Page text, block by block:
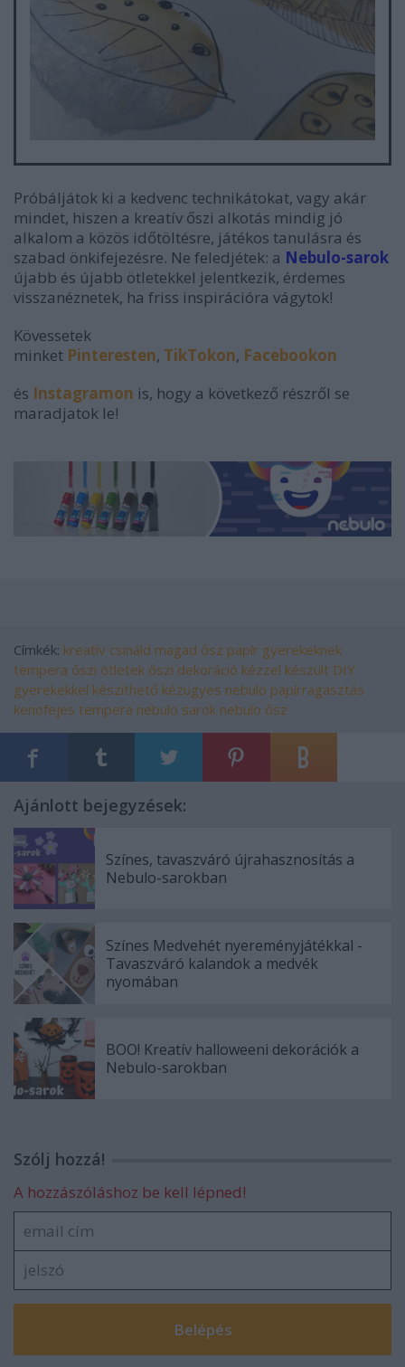
Próbáljátok ki a kedvenc technikátokat, vagy akár
mindet, hiszen a kreatív őszi alkotás mindig jó
alkalom a közös időtöltésre, játékos tanulásra és
szabad önkifejezésre. Ne feledjétek: a Nebulo-sarok
újabb és újabb ötletekkel jelentkezik, érdemes
visszanéznetek, ha friss inspirációra vágytok!
Kövessetek
minket Pinteresten, TikTokon, Facebookon
és Instagramon is, hogy a következő részről se
maradjatok le!
Címkék: kreatív csináld magad ősz papír gyerekeknek
tempera őszi ötletek őszi dekoráció kézzel készült DIY
gyerekekkel készíthető kézügyes nebulo papírragasztás
kenofejes tempera nebulo sarok nebulo ősz
Ajánlott bejegyzések:
Színes, tavaszváró újrahasznosítás a
Nebulo-sarokban
Színes Medvehét nyereményjátékkal -
Tavaszváró kalandok a medvék
nyomában
BOO! Kreatív halloweeni dekorációk a
Nebulo-sarokban
Szólj hozzá!
A hozzászóláshoz be kell lépned!